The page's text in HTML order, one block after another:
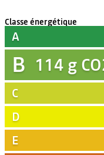
Classe énergétique
A
B 114 g
C
D
E